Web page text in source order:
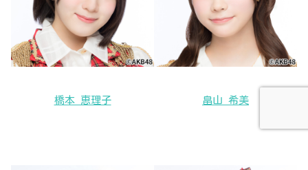
橋本 恵理子 畠山 希美